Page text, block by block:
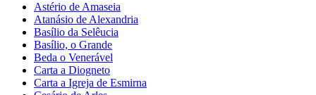
Astério de Amaseia
Atanásio de Alexandria
Basílio da Selêucia
Basílio, o Grande
Beda o Venerável
Carta a Diogneto
Carta a Igreja de Esmirna